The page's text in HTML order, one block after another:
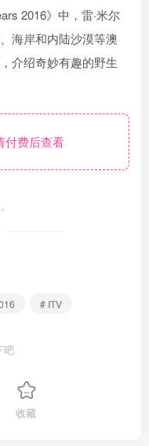
2016》中，雷·米尔
海岸和内陆沙漠等澳
介绍奇妙有趣的野生
费后查看
# ITV
吧
收藏